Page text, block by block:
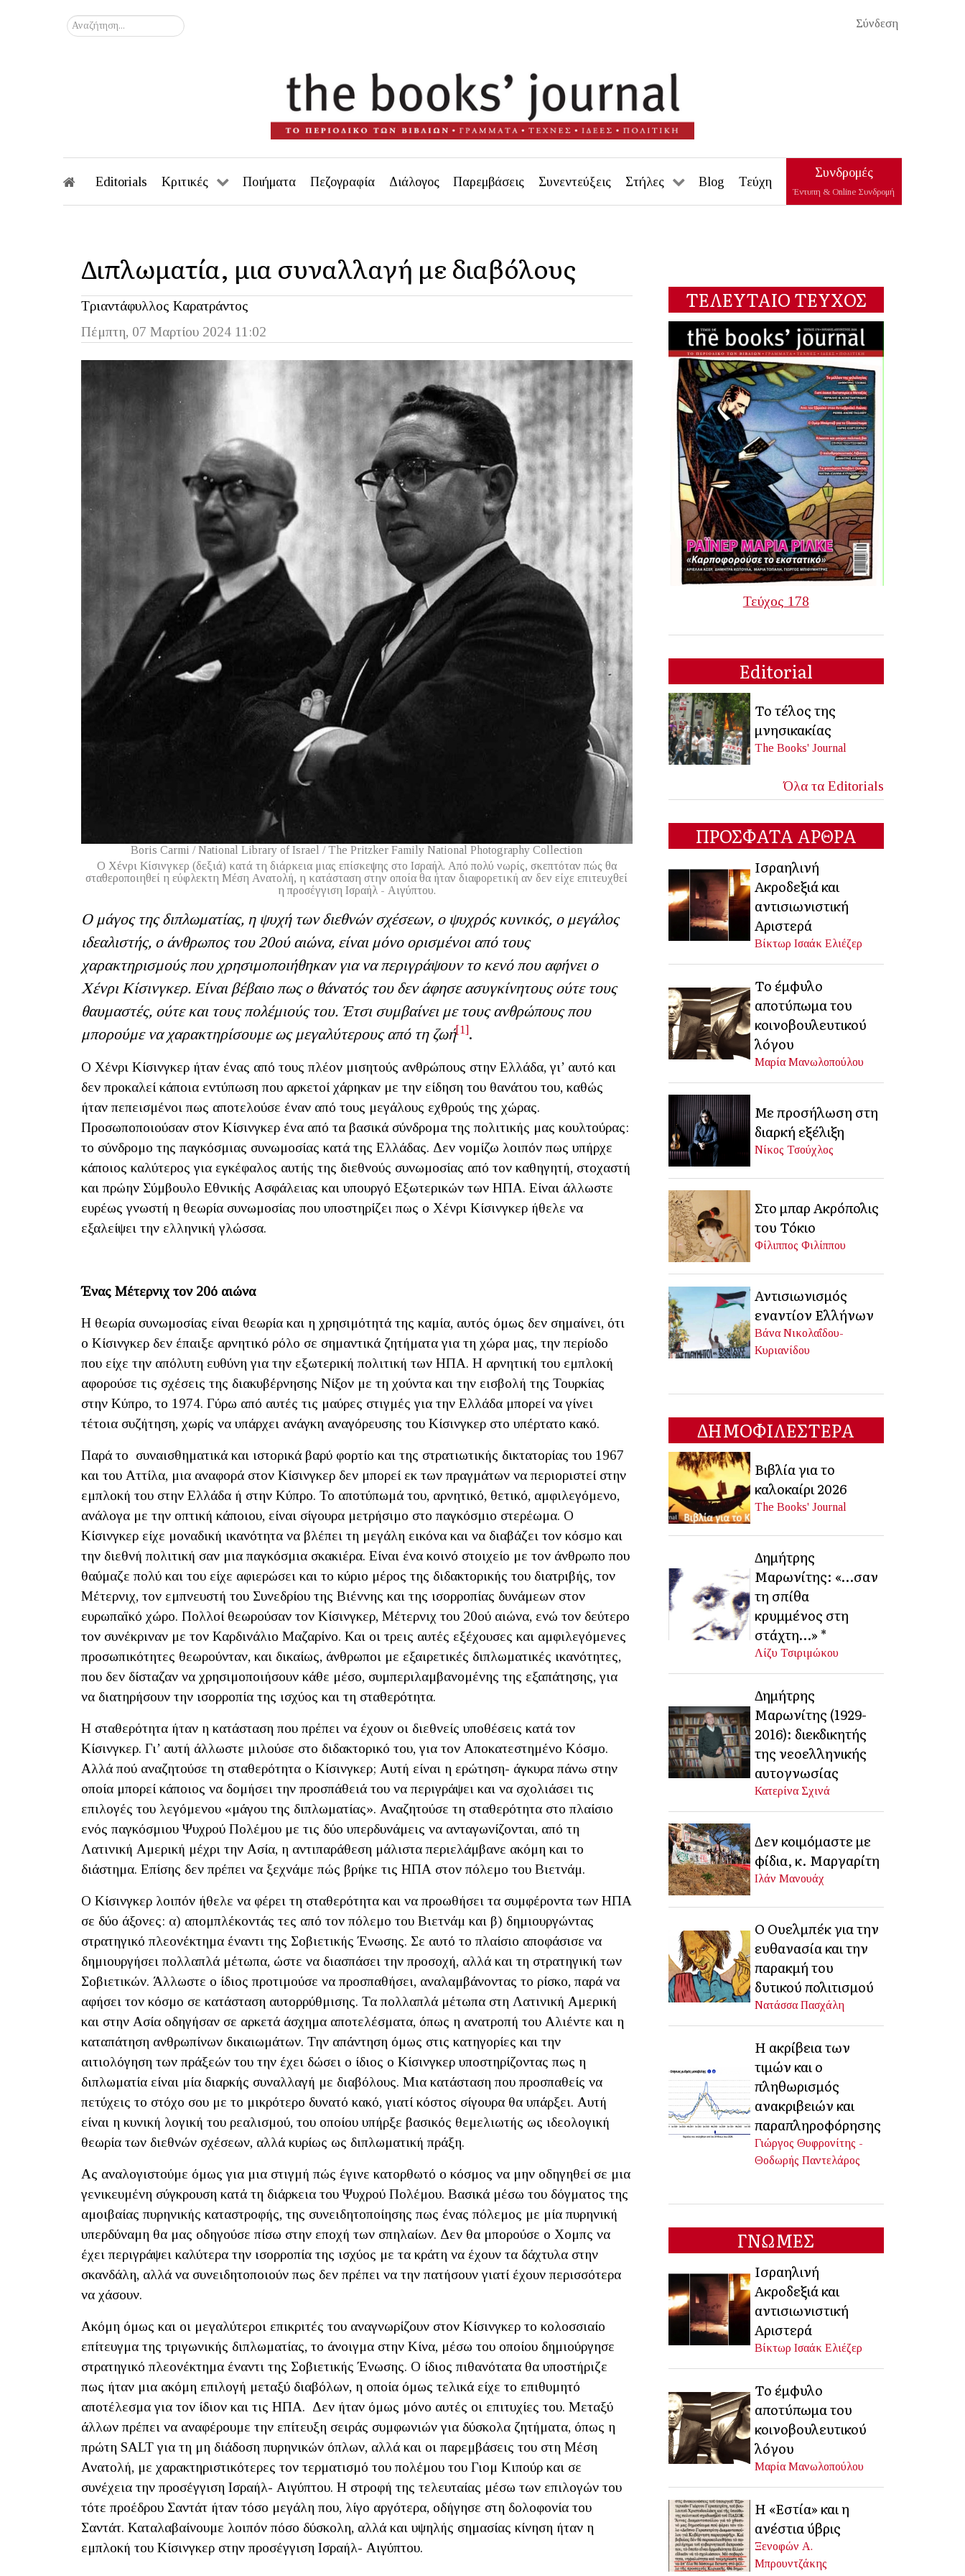
Σύνδεση
Αναζήτηση...
Editorials Κριτικές Ποιήματα Πεζογραφία Διάλογος Παρεμβάσεις Συνεντεύξεις Στήλες Blog Τεύχη
Συνδρομές
Έντυπη & Online Συνδρομή
Διπλωματία, μια συναλλαγή με διαβόλους
Τριαντάφυλλος Καρατράντος
Πέμπτη, 07 Μαρτίου 2024 11:02
Boris Carmi / National Library of Israel / The Pritzker Family National Photography Collection
Ο Χένρι Kίσινγκερ (δεξιά) κατά τη διάρκεια μιας επίσκεψης στο Ισραήλ. Από πολύ νωρίς, σκεπτόταν πώς θα
σταθεροποιηθεί η εύφλεκτη Μέση Ανατολή, η κατάσταση στην οποία θα ήταν διαφορετική αν δεν είχε επιτευχθεί
η προσέγγιση Ισραήλ - Αιγύπτου.
Ο μάγος της διπλωματίας, η ψυχή των διεθνών σχέσεων, ο ψυχρός κυνικός, ο μεγάλος
ιδεαλιστής, ο άνθρωπος του 20oύ αιώνα, είναι μόνο ορισμένοι από τους
χαρακτηρισμούς που χρησιμοποιήθηκαν για να περιγράψουν το κενό που αφήνει ο
Χένρι Κίσινγκερ. Είναι βέβαιο πως ο θάνατός του δεν άφησε ασυγκίνητους ούτε τους
θαυμαστές, ούτε και τους πολέμιούς του. Έτσι συμβαίνει με τους ανθρώπους που
μπορούμε να χαρακτηρίσουμε ως μεγαλύτερους από τη ζωή[1].
Ο Χένρι Κίσινγκερ ήταν ένας από τους πλέον μισητούς ανθρώπους στην Ελλάδα, γι’ αυτό και
δεν προκαλεί κάποια εντύπωση που αρκετοί χάρηκαν με την είδηση του θανάτου του, καθώς
ήταν πεπεισμένοι πως αποτελούσε έναν από τους μεγάλους εχθρούς της χώρας.
Προσωποποιούσαν στον Κίσινγκερ ένα από τα βασικά σύνδρομα της πολιτικής μας κουλτούρας:
το σύνδρομο της παγκόσμιας συνωμοσίας κατά της Ελλάδας. Δεν νομίζω λοιπόν πως υπήρχε
κάποιος καλύτερος για εγκέφαλος αυτής της διεθνούς συνωμοσίας από τον καθηγητή, στοχαστή
και πρώην Σύμβουλο Εθνικής Ασφάλειας και υπουργό Εξωτερικών των ΗΠΑ. Είναι άλλωστε
ευρέως γνωστή η θεωρία συνωμοσίας που υποστηρίζει πως ο Χένρι Κίσινγκερ ήθελε να
εξαλείψει την ελληνική γλώσσα.
Ένας Μέτερνιχ τον 20ό αιώνα
Η θεωρία συνωμοσίας είναι θεωρία και η χρησιμότητά της καμία, αυτός όμως δεν σημαίνει, ότι
ο Κίσινγκερ δεν έπαιξε αρνητικό ρόλο σε σημαντικά ζητήματα για τη χώρα μας, την περίοδο
που είχε την απόλυτη ευθύνη για την εξωτερική πολιτική των ΗΠΑ. Η αρνητική του εμπλοκή
αφορούσε τις σχέσεις της διακυβέρνησης Νίξον με τη χούντα και την εισβολή της Τουρκίας
στην Κύπρο, το 1974. Γύρω από αυτές τις μαύρες στιγμές για την Ελλάδα μπορεί να γίνει
τέτοια συζήτηση, χωρίς να υπάρχει ανάγκη αναγόρευσης του Κίσινγκερ στο υπέρτατο κακό.
Παρά το συναισθηματικά και ιστορικά βαρύ φορτίο και της στρατιωτικής δικτατορίας του 1967
και του Αττίλα, μια αναφορά στον Κίσινγκερ δεν μπορεί εκ των πραγμάτων να περιοριστεί στην
εμπλοκή του στην Ελλάδα ή στην Κύπρο. Το αποτύπωμά του, αρνητικό, θετικό, αμφιλεγόμενο,
ανάλογα με την οπτική κάποιου, είναι σίγουρα μετρήσιμο στο παγκόσμιο στερέωμα. Ο
Κίσινγκερ είχε μοναδική ικανότητα να βλέπει τη μεγάλη εικόνα και να διαβάζει τον κόσμο και
την διεθνή πολιτική σαν μια παγκόσμια σκακιέρα. Είναι ένα κοινό στοιχείο με τον άνθρωπο που
θαύμαζε πολύ και του είχε αφιερώσει και το κύριο μέρος της διδακτορικής του διατριβής, τον
Μέτερνιχ, τον εμπνευστή του Συνεδρίου της Βιέννης και της ισορροπίας δυνάμεων στον
ευρωπαϊκό χώρο. Πολλοί θεωρούσαν τον Κίσινγκερ, Μέτερνιχ του 20ού αιώνα, ενώ τον δεύτερο
τον συνέκριναν με τον Καρδινάλιο Μαζαρίνο. Και οι τρεις αυτές εξέχουσες και αμφιλεγόμενες
προσωπικότητες θεωρούνταν, και δικαίως, άνθρωποι με εξαιρετικές διπλωματικές ικανότητες,
που δεν δίσταζαν να χρησιμοποιήσουν κάθε μέσο, συμπεριλαμβανομένης της εξαπάτησης, για
να διατηρήσουν την ισορροπία της ισχύος και τη σταθερότητα.
Η σταθερότητα ήταν η κατάσταση που πρέπει να έχουν οι διεθνείς υποθέσεις κατά τον
Κίσινγκερ. Γι’ αυτή άλλωστε μιλούσε στο διδακτορικό του, για τον Αποκατεστημένο Κόσμο.
Αλλά πού αναζητούσε τη σταθερότητα ο Κίσινγκερ; Αυτή είναι η ερώτηση- άγκυρα πάνω στην
οποία μπορεί κάποιος να δομήσει την προσπάθειά του να περιγράψει και να σχολιάσει τις
επιλογές του λεγόμενου «μάγου της διπλωματίας». Αναζητούσε τη σταθερότητα στο πλαίσιο
ενός παγκόσμιου Ψυχρού Πολέμου με τις δύο υπερδυνάμεις να ανταγωνίζονται, από τη
Λατινική Αμερική μέχρι την Ασία, η αντιπαράθεση μάλιστα περιελάμβανε ακόμη και το
διάστημα. Επίσης δεν πρέπει να ξεχνάμε πώς βρήκε τις ΗΠΑ στον πόλεμο του Βιετνάμ.
Ο Κίσινγκερ λοιπόν ήθελε να φέρει τη σταθερότητα και να προωθήσει τα συμφέροντα των ΗΠΑ
σε δύο άξονες: α) απομπλέκοντάς τες από τον πόλεμο του Βιετνάμ και β) δημιουργώντας
στρατηγικό πλεονέκτημα έναντι της Σοβιετικής Ένωσης. Σε αυτό το πλαίσιο αποφάσισε να
δημιουργήσει πολλαπλά μέτωπα, ώστε να διασπάσει την προσοχή, αλλά και τη στρατηγική των
Σοβιετικών. Άλλωστε ο ίδιος προτιμούσε να προσπαθήσει, αναλαμβάνοντας το ρίσκο, παρά να
αφήσει τον κόσμο σε κατάσταση αυτορρύθμισης. Τα πολλαπλά μέτωπα στη Λατινική Αμερική
και στην Ασία οδηγήσαν σε αρκετά άσχημα αποτελέσματα, όπως η ανατροπή του Αλιέντε και η
καταπάτηση ανθρωπίνων δικαιωμάτων. Την απάντηση όμως στις κατηγορίες και την
αιτιολόγηση των πράξεών του την έχει δώσει ο ίδιος ο Κίσινγκερ υποστηρίζοντας πως η
διπλωματία είναι μία διαρκής συναλλαγή με διαβόλους. Μια κατάσταση που προσπαθείς να
πετύχεις το στόχο σου με το μικρότερο δυνατό κακό, γιατί κόστος σίγουρα θα υπάρξει. Αυτή
είναι η κυνική λογική του ρεαλισμού, του οποίου υπήρξε βασικός θεμελιωτής ως ιδεολογική
θεωρία των διεθνών σχέσεων, αλλά κυρίως ως διπλωματική πράξη.
Ας αναλογιστούμε όμως για μια στιγμή πώς έγινε κατορθωτό ο κόσμος να μην οδηγηθεί σε μια
γενικευμένη σύγκρουση κατά τη διάρκεια του Ψυχρού Πολέμου. Βασικά μέσω του δόγματος της
αμοιβαίας πυρηνικής καταστροφής, της συνειδητοποίησης πως ένας πόλεμος με μία πυρηνική
υπερδύναμη θα μας οδηγούσε πίσω στην εποχή των σπηλαίων. Δεν θα μπορούσε ο Χομπς να
έχει περιγράψει καλύτερα την ισορροπία της ισχύος με τα κράτη να έχουν τα δάχτυλα στην
σκανδάλη, αλλά να συνειδητοποιούν πως δεν πρέπει να την πατήσουν γιατί έχουν περισσότερα
να χάσουν.
Ακόμη όμως και οι μεγαλύτεροι επικριτές του αναγνωρίζουν στον Κίσινγκερ το κολοσσιαίο
επίτευγμα της τριγωνικής διπλωματίας, το άνοιγμα στην Κίνα, μέσω του οποίου δημιούργησε
στρατηγικό πλεονέκτημα έναντι της Σοβιετικής Ένωσης. Ο ίδιος πιθανότατα θα υποστήριζε
πως ήταν μια ακόμη επιλογή μεταξύ διαβόλων, η οποία όμως τελικά είχε το επιθυμητό
αποτέλεσμα για τον ίδιον και τις ΗΠΑ. Δεν ήταν όμως μόνο αυτές οι επιτυχίες του. Μεταξύ
άλλων πρέπει να αναφέρουμε την επίτευξη σειράς συμφωνιών για δύσκολα ζητήματα, όπως η
πρώτη SALT για τη μη διάδοση πυρηνικών όπλων, αλλά και οι παρεμβάσεις του στη Μέση
Ανατολή, με χαρακτηριστικότερες τον τερματισμό του πολέμου του Γιομ Κιπούρ και σε
συνέχεια την προσέγγιση Ισραήλ- Αιγύπτου. Η στροφή της τελευταίας μέσω των επιλογών του
τότε προέδρου Σαντάτ ήταν τόσο μεγάλη που, λίγο αργότερα, οδήγησε στη δολοφονία του
Σαντάτ. Καταλαβαίνουμε λοιπόν πόσο δύσκολη, αλλά και υψηλής σημασίας κίνηση ήταν η
εμπλοκή του Κίσινγκερ στην προσέγγιση Ισραήλ- Αιγύπτου.
ΤΕΛΕΥΤΑΙΟ ΤΕΥΧΟΣ
Τεύχος 178
Editorial
Το τέλος της
μνησικακίας
The Books' Journal
Όλα τα Editorials
ΠΡΟΣΦΑΤΑ ΑΡΘΡΑ
Ισραηλινή
Ακροδεξιά και
αντισιωνιστική
Αριστερά
Βίκτωρ Ισαάκ Ελιέζερ
Το έμφυλο
αποτύπωμα του
κοινοβουλευτικού
λόγου
Μαρία Μανωλοπούλου
Με προσήλωση στη
διαρκή εξέλιξη
Νίκος Τσούχλος
Στο μπαρ Ακρόπολις
του Τόκιο
Φίλιππος Φιλίππου
Αντισιωνισμός
εναντίον Ελλήνων
Βάνα Νικολαΐδου-
Κυριανίδου
ΔΗΜΟΦΙΛΕΣΤΕΡΑ
Βιβλία για το
καλοκαίρι 2026
The Books' Journal
Δημήτρης
Μαρωνίτης: «…σαν
τη σπίθα
κρυμμένος στη
στάχτη…» *
Λίζυ Τσιριμώκου
Δημήτρης
Μαρωνίτης (1929-
2016): διεκδικητής
της νεοελληνικής
αυτογνωσίας
Κατερίνα Σχινά
Δεν κοιμόμαστε με
φίδια, κ. Μαργαρίτη
Ιλάν Μανουάχ
Ο Ουελμπέκ για την
ευθανασία και την
παρακμή του
δυτικού πολιτισμού
Νατάσσα Πασχάλη
Η ακρίβεια των
τιμών και ο
πληθωρισμός
ανακριβειών και
παραπληροφόρησης
Γιώργος Θυφρονίτης -
Θοδωρής Παντελάρος
ΓΝΩΜΕΣ
Ισραηλινή
Ακροδεξιά και
αντισιωνιστική
Αριστερά
Βίκτωρ Ισαάκ Ελιέζερ
Το έμφυλο
αποτύπωμα του
κοινοβουλευτικού
λόγου
Μαρία Μανωλοπούλου
Η «Εστία» και η
ανέστια ύβρις
Ξενοφών Α.
Μπρουντζάκης